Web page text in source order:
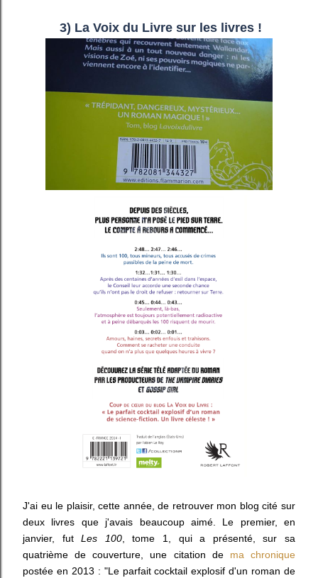
3) La Voix du Livre sur les livres !
J'ai eu le plaisir, cette année, de retrouver mon blog cité sur
deux livres que j'avais beaucoup aimé. Le premier, en
janvier, futLes 100, tome 1, qui a présenté, sur sa
quatrième de couverture, une citation de ma chronique
postée en 2013 : "Le parfait cocktail explosif d'un roman de